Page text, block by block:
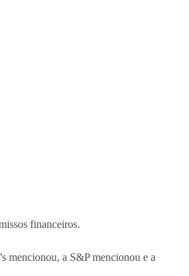
financeiros.
mencionou, a S&P mencionou e a